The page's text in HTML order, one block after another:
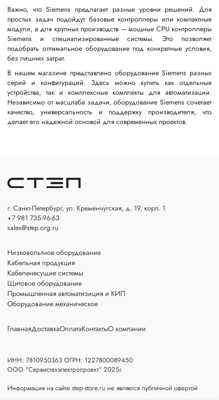
Важно, что Siemens предлагает разные уровни решений. Для
простых задач подойдут базовые контроллеры или компактные
модули, а для крупных производств — мощные CPU контроллеры
Siemens и специализированные системы. Это позволяет
подобрать оптимальное оборудование под конкретные условия,
без лишних затрат.
В нашем магазине представлено оборудование Siemens разных
серий и конфигураций. Здесь можно купить как отдельные
устройства, так и комплексные комплекты для автоматизации.
Независимо от масштаба задачи, оборудование Siemens сочетает
качество, универсальность и поддержку производителя, что
делает его надежной основой для современных проектов.
г. Санкт-Петербург, ул. Кременчугская, д. 19, корп. 1
+7 981 735-96-63
sales@step.org.ru
ГлавнаяДоставкаОплатаКонтактыО компании
Низковольтное оборудование
Кабельная продукция
Кабеленесущие системы
Щитовое оборудование
Промышленная автоматизиция и КИП
Оборудование механическое
ИНН: 7810950363 ОГРН: 1227800089450
ООО "Сервистехэлектропроект" 2025г.
Информация на сайте step-store.ru не является публичной офертой